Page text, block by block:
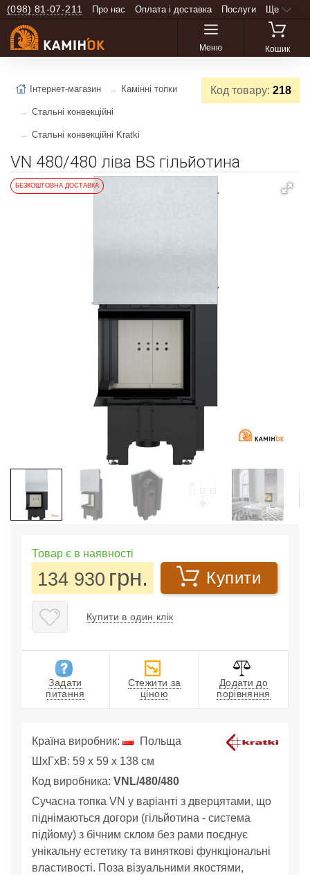
(098) 81-07-211 Про нас Оплата і доставка Послуги Ще
Меню Кошик
Код товару: 218
Інтернет-магазин Камінні топки
Стальні конвекційні
Стальні конвекційні Kratki
VN 480/480 ліва BS гільйотина
БЕЗКОШТОВНА ДОСТАВКА
Товар є в наявності
134 930 грн. Купити
Купити в один клік
Задати
питання
Стежити за
ціною
Додати до
порівняння
Країна виробник:
Польща
ШхГхВ: 59 x 59 x 138 см
Код виробника: VNL/480/480
Сучасна топка VN у варіанті з дверцятами, що
піднімаються догори (гільйотина - система
підйому) з бічним склом без рами поєднує
унікальну естетику та виняткові функціональні
властивості. Поза візуальними якостями,